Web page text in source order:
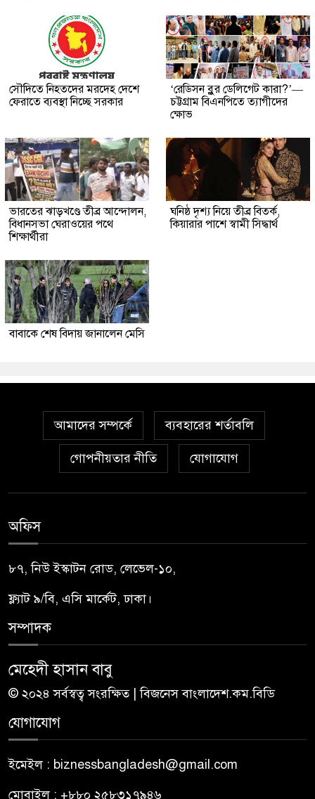
সৌদিতে নিহতদের মরদেহ দেশে
ফেরাতে ব্যবস্থা নিচ্ছে সরকার
‘রেডিসন ব্লুর ডেলিগেট কারা?’—
চট্টগ্রাম বিএনপিতে ত্যাগীদের
ক্ষোভ
ভারতের ঝাড়খণ্ডে তীব্র আন্দোলন,
বিধানসভা ঘেরাওয়ের পথে
শিক্ষার্থীরা
ঘনিষ্ঠ দৃশ্য নিয়ে তীব্র বিতর্ক,
কিয়ারার পাশে স্বামী সিদ্ধার্থ
বাবাকে শেষ বিদায় জানালেন মেসি
আমাদের সম্পর্কে ব্যবহারের শর্তাবলি
গোপনীয়তার নীতি যোগাযোগ
অফিস
৮৭, নিউ ইস্কাটন রোড, লেভেল-১০,
ফ্ল্যাট ৯/বি, এসি মার্কেট, ঢাকা।
সম্পাদক
মেহেদী হাসান বাবু
© ২০২৪ সর্বস্বত্ব সংরক্ষিত | বিজনেস বাংলাদেশ.কম.বিডি
যোগাযোগ
ইমেইল : biznessbangladesh@gmail.com
মোবাইল : +৮৮০ ২৫৮৩১৭৯৪৬